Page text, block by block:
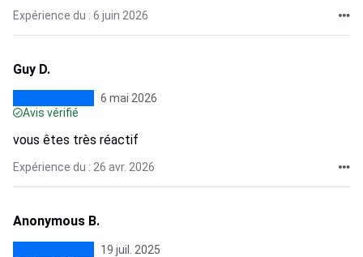
Expérience du : 6 juin 2026
Guy D.
6 mai 2026
Avis vérifié
vous êtes très réactif
Expérience du : 26 avr. 2026
Anonymous B.
19 juil. 2025